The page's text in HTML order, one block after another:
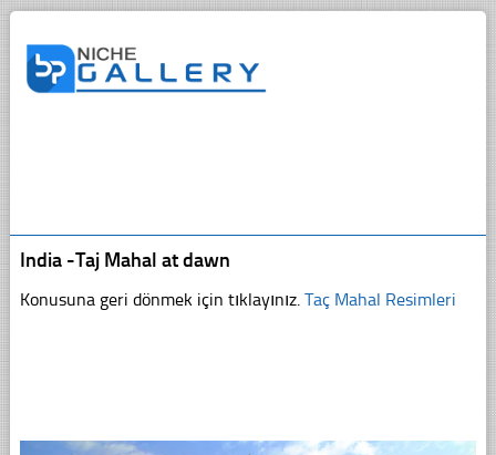
India -Taj Mahal at dawn
Konusuna geri dönmek için tıklayınız. Taç Mahal Resimleri